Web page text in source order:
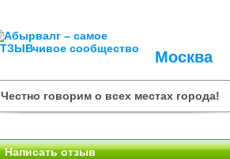
Москва
Честно говорим о всех местах города!
Написать отзыв